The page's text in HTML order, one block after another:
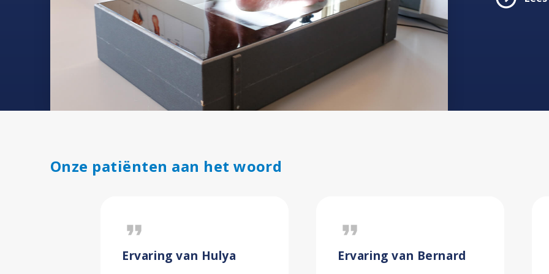
Onze patiënten aan het woord
format_quote
Ervaring van Hulya
format_quote
Ervaring van Bernard